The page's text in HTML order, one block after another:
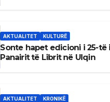
AKTUALITET KULTURË
Sonte hapet edicioni i 25-të i
Panairit të Librit në Ulqin
AKTUALITET KRONIKË